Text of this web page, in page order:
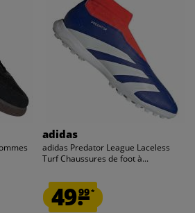
adidas
adidas Predator League Laceless
Turf Chaussures de foot à...
49.99*